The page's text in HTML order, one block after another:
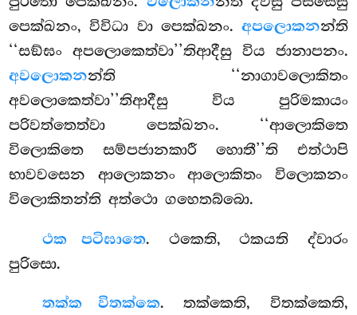
පෙක්ඛනං, විවිධා වා පෙක්ඛනං. අපලොකනන්ති
‘‘සඞ්ඝං අපලොකෙත්වා’’තිආදීසු විය ජානාපනං.
අවලොකනන්ති ‘‘නාගාවලොකිතං
අවලොකෙත්වා’’තිආදීසු විය පුරිමකායං
පරිවත්තෙත්වා පෙක්ඛනං. ‘‘ආලොකිතෙ
විලොකිතෙ සම්පජානකාරී හොතී’’ති එත්ථාපි
භාවවසෙන ආලොකනං ආලොකිතං විලොකනං
විලොකිතන්ති අත්ථො ගහෙතබ්බො.
ථක පටිඝාතෙ. ථකෙති, ථකයති ද්වාරං
පුරිසො.
තක්ක විතක්කෙ. තක්කෙති, විතක්කෙති,